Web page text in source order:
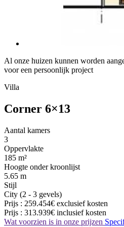
Al onze huizen kunnen worden
voor een persoonlijk project
Villa
Corner 6×13
Aantal kamers
3
Oppervlakte
185 m²
Hoogte onder kroonlijst
5.65 m
Stijl
City (2 - 3 gevels)
Prijs : 259.454€ exclusief kosten
Prijs : 313.939€ inclusief kosten
Wat voorzien is in onze prijzen